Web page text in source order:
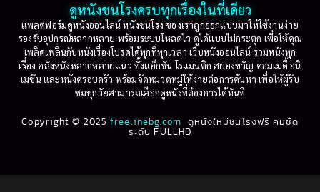
ดูหนังชนโรงครบทุกเรื่องในที่เดียว
แพลตฟอร์มดูหนังออนไลน์ หนังชนโรง ของเราถูกออกแบบมาให้ใช้งานง่าย
รองรับอุปกรณ์หลากหลาย พร้อมระบบโหลดไว ดูได้แบบไม่กระตุก เพื่อให้คุณ
เพลิดเพลินกับหนังเรื่องโปรดได้ทุกที่ทุกเวลา เว็บหนังออนไลน์ รวมหนังทุก
เรื่อง คลังหนังหลากหลายแนว ทั้งแอ็กชัน โรแมนติก สยองขวัญ คอมเมดี้ อนิ
เมชัน และหนังครอบครัว พร้อมจัดหมวดหมู่ให้ง่ายต่อการค้นหา เพื่อให้ผู้รับ
ชมทุกวัยสามารถเลือกดูหนังที่ต้องการได้ทันที
Copyright © 2025freelinebg.com ดูหนังใหม่ชนโรงฟรี คมชัด
ระดับ FULLHD